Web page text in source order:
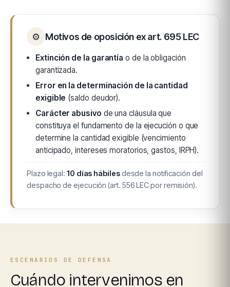
⚙ Motivos de oposición ex art. 695 LEC
Extinción de la garantía o de la obligación
garantizada.
Error en la determinación de la cantidad
exigible (saldo deudor).
Carácter abusivo de una cláusula que
constituya el fundamento de la ejecución o que
determine la cantidad exigible (vencimiento
anticipado, intereses moratorios, gastos, IRPH).
Plazo legal: 10 días hábilesdesde la notificación del
despacho de ejecución (art. 556 LEC por remisión).
ESCENARIOS DE DEFENSA
Cuándo intervenimos en